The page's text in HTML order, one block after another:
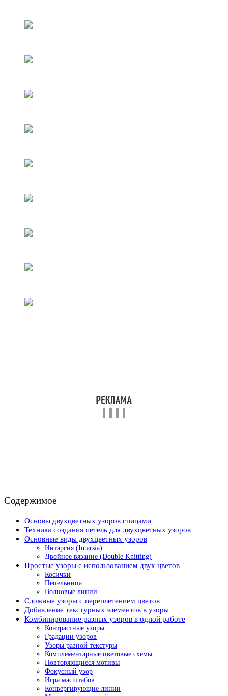
Содержимое
Основы двухцветных узоров спицами
Техника создания петель для двухцветных узоров
Основные виды двухцветных узоров
Интарсия (Intarsia)
Двойное вязание (Double Knitting)
Простые узоры с использованием двух цветов
Косички
Пепельница
Волновые линии
Сложные узоры с переплетением цветов
Добавление текстурных элементов в узоры
Комбинирование разных узоров в одной работе
Контрастные узоры
Градации узоров
Узоры разной текстуры
Комплементарные цветовые схемы
Повторяющиеся мотивы
Фокусный узор
Игра масштабов
Конвергирующие линии